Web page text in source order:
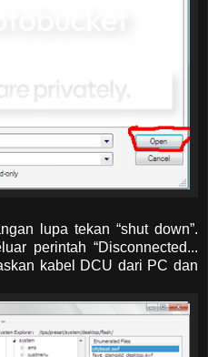
lupa tekan “shut down”.
perintah “Disconnected...
kabel DCU dari PC dan